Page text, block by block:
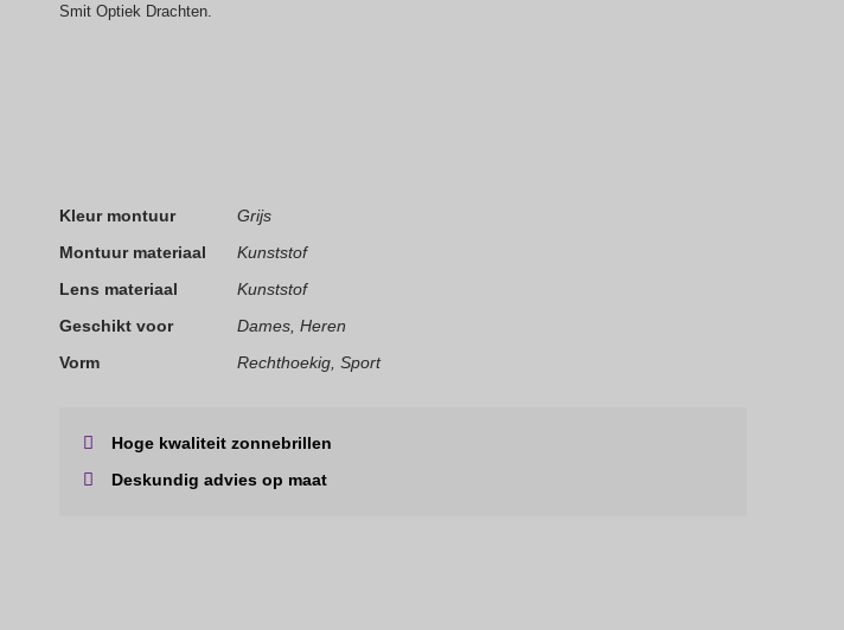
Smit Optiek Drachten.
Kleur montuur
Grijs
Montuur materiaal
Kunststof
Lens materiaal
Kunststof
Geschikt voor
Dames, Heren
Vorm
Rechthoekig, Sport
Hoge kwaliteit zonnebrillen
Deskundig advies op maat